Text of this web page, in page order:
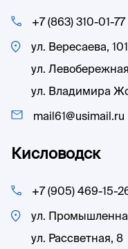
+7 (863) 310-01-77
ул. Вересаева,
ул.
ул. Владимира
mail61@usimail.ru
Кисловодск
+7 (905) 469-15-
ул.
ул. Рассветная, 8